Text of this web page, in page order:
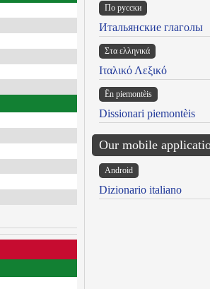
По русски
Итальянские глаголы
Στα ελληνικά
Ιταλικό Λεξικό
Ën piemontèis
Dissionari piemontèis
Our mobile
Android
Dizionario italiano